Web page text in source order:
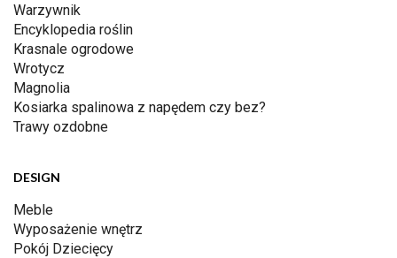
Warzywnik
Encyklopedia roślin
Krasnale ogrodowe
Wrotycz
Magnolia
Kosiarka spalinowa z napędem czy bez?
Trawy ozdobne
DESIGN
Meble
Wyposażenie wnętrz
Pokój Dziecięcy